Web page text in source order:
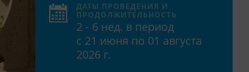
ДАТЫ ПРОВЕДЕНИЯ И
ПРОДОЛЖИТЕЛЬНОСТЬ
2 - 6 нед. в период
с 21 июня по 01 августа
2026 г.